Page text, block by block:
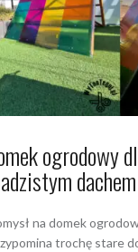
ogrodowy
dachem
na domek
trochę stare